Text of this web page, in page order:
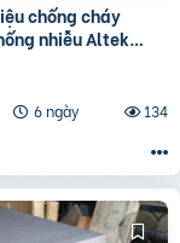
chống cháy
nhiễu Altek
phối Hà Nội, Đà
6 ngày
134